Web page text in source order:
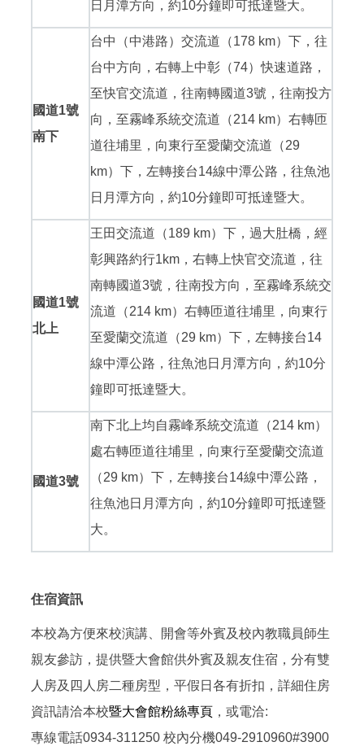
日月潭方向，約10分鐘即可抵達暨大。
國道1號
南下
台中（中港路）交流道（178 km）下，往
台中方向，右轉上中彰（74）快速道路，
至快官交流道，往南轉國道3號，往南投方
向，至霧峰系統交流道（214 km）右轉匝
道往埔里，向東行至愛蘭交流道（29
km）下，左轉接台14線中潭公路，往魚池
日月潭方向，約10分鐘即可抵達暨大。
國道1號
北上
王田交流道（189 km）下，過大肚橋，經
彰興路約行1km，右轉上快官交流道，往
南轉國道3號，往南投方向，至霧峰系統交
流道（214 km）右轉匝道往埔里，向東行
至愛蘭交流道（29 km）下，左轉接台14
線中潭公路，往魚池日月潭方向，約10分
鐘即可抵達暨大。
國道3號
南下北上均自霧峰系統交流道（214 km）
處右轉匝道往埔里，向東行至愛蘭交流道
（29 km）下，左轉接台14線中潭公路，
往魚池日月潭方向，約10分鐘即可抵達暨
大。
住宿資訊
本校為方便來校演講、開會等外賓及校內教職員師生
親友參訪，提供暨大會館供外賓及親友住宿，分有雙
人房及四人房二種房型，平假日各有折扣，詳細住房
資訊請洽本校暨大會館粉絲專頁 ，或電洽:
專線電話0934-311250 校內分機049-2910960#3900